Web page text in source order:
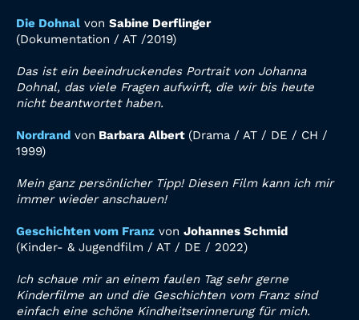
Die Dohnal von Sabine Derflinger
(Dokumentation / AT /2019)
Das ist ein beeindruckendes Portrait von Johanna
Dohnal, das viele Fragen aufwirft, die wir bis heute
nicht beantwortet haben.
Nordrand von Barbara Albert (Drama / AT / DE / CH /
1999)
Mein ganz persönlicher Tipp! Diesen Film kann ich mir
immer wieder anschauen!
Geschichten vom Franz von Johannes Schmid
(Kinder- & Jugendfilm / AT / DE / 2022)
Ich schaue mir an einem faulen Tag sehr gerne
Kinderfilme an und die Geschichten vom Franz sind
einfach eine schöne Kindheitserinnerung für mich.